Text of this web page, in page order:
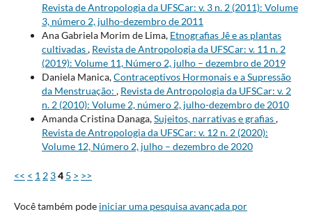
Revista de Antropologia da UFSCar: v. 3 n. 2 (2011): Volume
3, número 2, julho-dezembro de 2011
Ana Gabriela Morim de Lima, Etnografias Jê e as plantas
cultivadas, Revista de Antropologia da UFSCar: v. 11 n. 2
(2019): Volume 11, Número 2, julho – dezembro de 2019
Daniela Manica,Contraceptivos Hormonais e a Supressão
da Menstruação: , Revista de Antropologia da UFSCar: v. 2
n. 2 (2010): Volume 2, número 2, julho-dezembro de 2010
Amanda Cristina Danaga,Sujeitos, narrativas e grafias,
Revista de Antropologia da UFSCar: v. 12 n. 2 (2020):
Volume 12, Número 2, julho – dezembro de 2020
<< < 1 2 34 5 > >>
Você também pode iniciar uma pesquisa avançada por